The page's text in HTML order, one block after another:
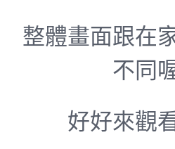
整體畫面跟在
不同
好好來觀